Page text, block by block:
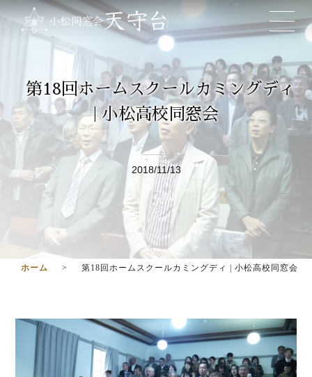
第18回ホームスクールカミングディ
| 小松高校同窓会
2018/11/13
ホーム 第18回ホームスクールカミングディ | 小松高校同窓会